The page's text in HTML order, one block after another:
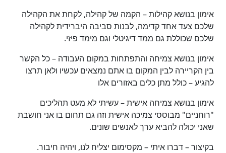
אימון בנושא קהילות – הקמה של קהילה, לקחת את הקהילה
שלכם צעד אחד קדימה, לבנות סביבה היברידית לקהילה
שלכם שכוללת גם ממד דיגיטלי וגם מימד פיזי.
אימון בנושא צמיחה והתפתחות במקום העבודה – כל הקשר
בין הקריירה לבין המקום בו אתם נמצאים עכשיו ולאן תרצו
להגיע – כולל מתן כלים באזורים אלו
אימון בנושא צמיחה אישית – עשיתי לא מעט תהליכים
"רוחניים" מבוססי צמיכה אישית וזה גם תחום בו אני חושבת
שאני יכולה להביא ערך לאנשים שונים.
בקיצור – דברו איתי – מקסימום יצליח לנו, ויהיה חיבור.